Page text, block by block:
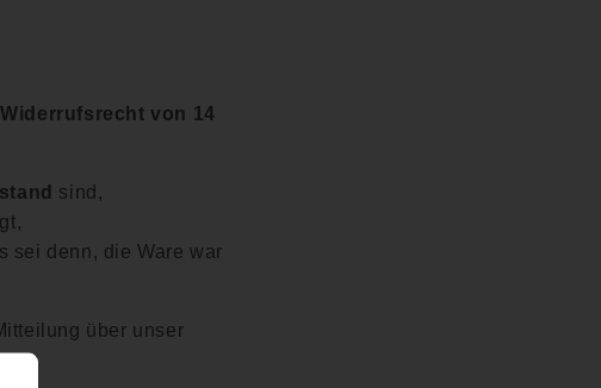
Widerrufsrecht von 14
sind,
sei denn, die Ware war
über unser